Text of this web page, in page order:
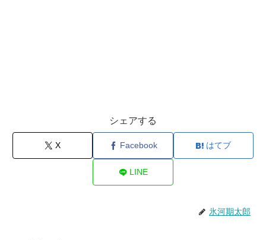
シェアする
X Facebook はてブ
LINE
氷河期太郎